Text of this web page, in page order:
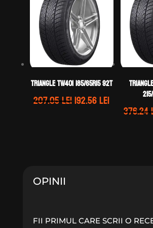
242.52 lei.
TRIANGLE TW401 185/65R15 92T
207.05leiPrețul
192.56leiPrețul
curent
376.24
OPINII
FII PRIMUL CARE SCRII O